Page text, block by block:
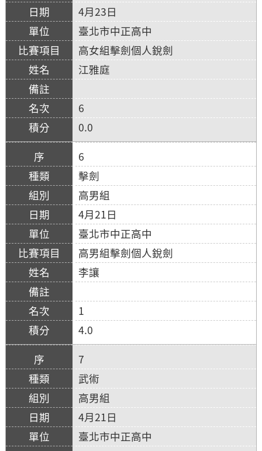
4月23日
臺北市中正高中
高女組擊劍個人銳劍
江雅庭
6
0.0
6
擊劍
高男組
4月21日
臺北市中正高中
高男組擊劍個人銳劍
李讓
1
4.0
7
武術
高男組
4月21日
臺北市中正高中